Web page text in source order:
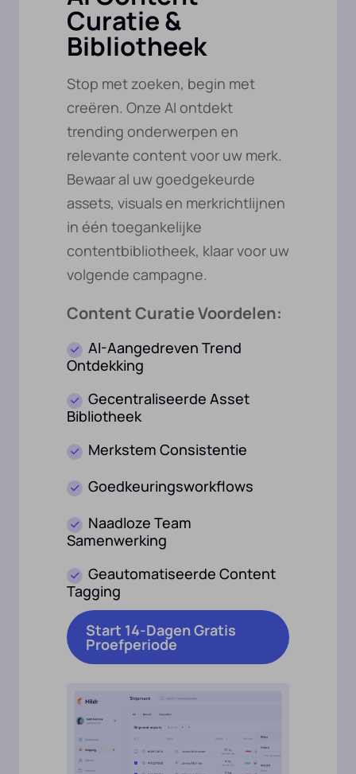
Curatie &
Bibliotheek
Stop met zoeken, begin met
creëren. Onze AI ontdekt
trending onderwerpen en
relevante content voor uw merk.
Bewaar al uw goedgekeurde
assets, visuals en merkrichtlijnen
in één toegankelijke
contentbibliotheek, klaar voor uw
volgende campagne.
Content Curatie Voordelen:
AI-Aangedreven Trend
Ontdekking
Gecentraliseerde Asset
Bibliotheek
Merkstem Consistentie
Goedkeuringsworkflows
Naadloze Team
Samenwerking
Geautomatiseerde Content
Tagging
Start 14-Dagen Gratis
Proefperiode